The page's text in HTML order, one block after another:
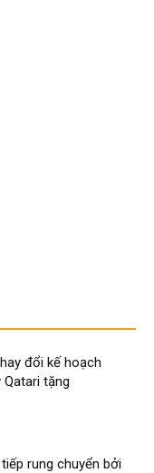
đổi kế hoạch
tặng
rung chuyển bởi